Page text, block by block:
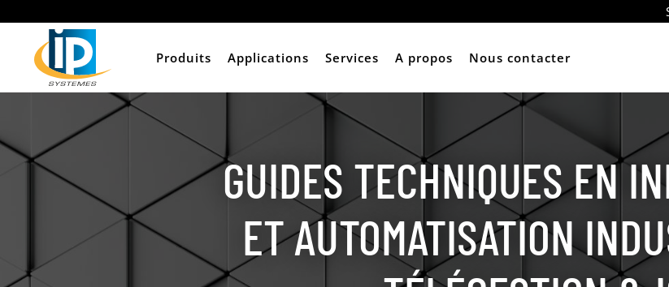
Produits Applications Services A propos Nous contacter
GUIDES TECHNIQUES EN
ET AUTOMATISATION